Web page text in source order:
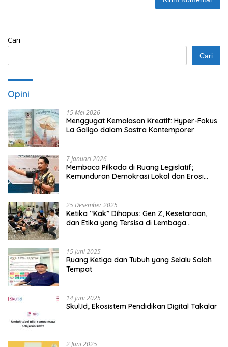
Cari
Cari
Opini
15 Mei 2026
Menggugat Kemalasan Kreatif: Hyper-Fokus
La Galigo dalam Sastra Kontemporer
7 Januari 2026
Membaca Pilkada di Ruang Legislatif;
Kemunduran Demokrasi Lokal dan Erosi
25 Desember 2025
Ketika “Kak” Dihapus: Gen Z, Kesetaraan,
dan Etika yang Tersisa di Lembaga
15 Juni 2025
Ruang Ketiga dan Tubuh yang Selalu Salah
Tempat
14 Juni 2025
Skul.Id; Ekosistem Pendidikan Digital Takalar
2 Juni 2025